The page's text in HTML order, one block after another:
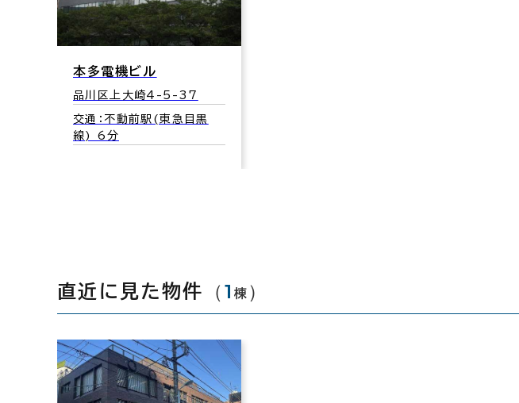
本多電機ビル
品川区上大崎4-5-37
交通：不動前駅(東急目黒
線) 6分
直近に見た物件 （1 棟 ）